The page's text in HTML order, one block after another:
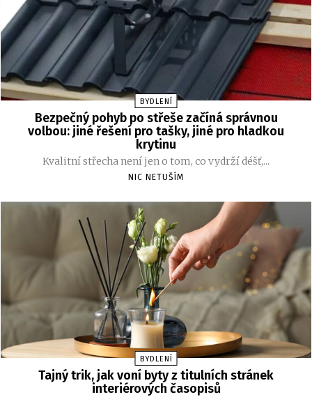
BYDLENÍ
Bezpečný pohyb po střeše začíná správnou
volbou: jiné řešení pro tašky, jiné pro hladkou
krytinu
Kvalitní střecha není jen o tom, co vydrží déšť,...
NIC NETUŠÍM
BYDLENÍ
Tajný trik, jak voní byty z titulních stránek
interiérových časopisů